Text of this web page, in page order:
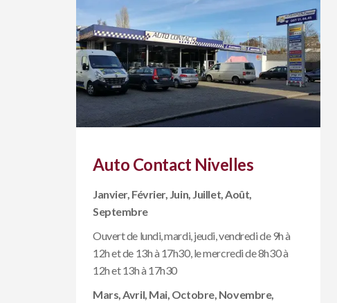
Auto Contact Nivelles
Janvier, Février, Juin, Juillet, Août,
Septembre
Ouvert de lundi, mardi, jeudi, vendredi de 9h à
12h et de 13h à 17h30, le mercredi de 8h30 à
12h et 13h à 17h30
Mars, Avril, Mai, Octobre, Novembre,